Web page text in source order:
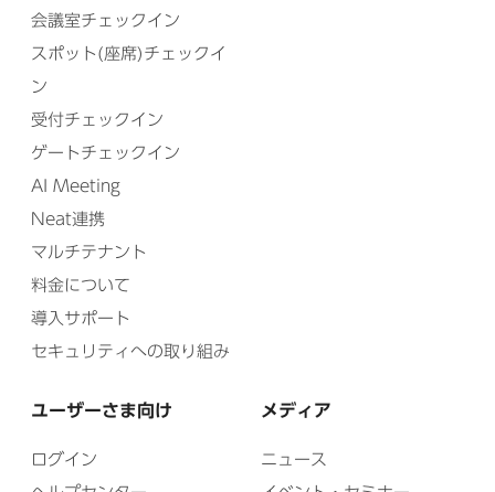
会議室チェックイン
スポット(座席)チェックイ
ン
受付チェックイン
ゲートチェックイン
AI Meeting
Neat連携
マルチテナント
料金について
導入サポート
セキュリティへの取り組み
ユーザーさま向け
ログイン
メディア
ニュース